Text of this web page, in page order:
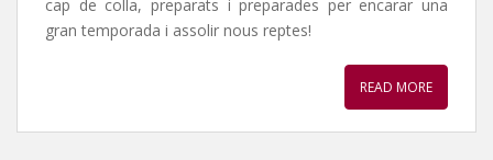
cap de colla, preparats i preparades per encarar una
gran temporada i assolir nous reptes!
READ MORE